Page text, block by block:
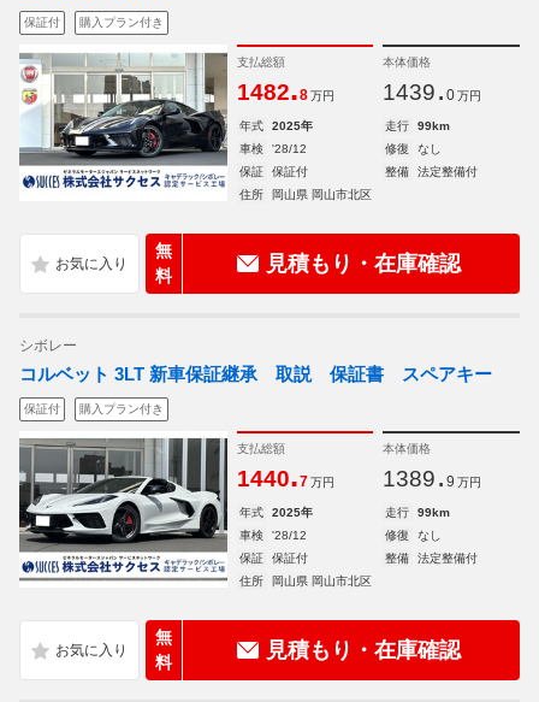
保証付 購入プラン付き
支払総額
1482.8 万円
本体価格
1439. 0 万円
年式 2025年 走行
99km
車検
'28/12 修復
なし
保証
保証付 整備
法定整備付
住所
岡山県 岡山市北区
無
料
見積もり・在庫確認
シボレー
コルベット 3LT 新車保証継承 取説 保証書 スペアキー
保証付 購入プラン付き
支払総額
1440.7 万円
本体価格
1389. 9 万円
年式 2025年 走行
99km
車検
'28/12 修復
なし
保証
保証付 整備
法定整備付
住所
岡山県 岡山市北区
無
料
見積もり・在庫確認